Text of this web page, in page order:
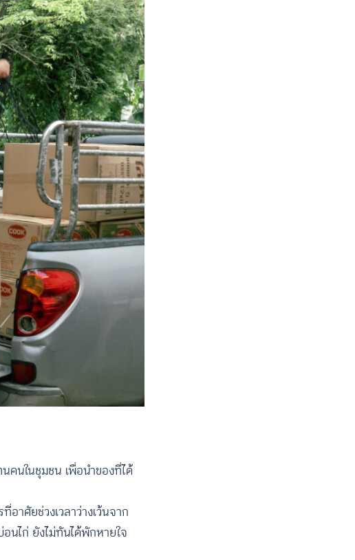
คนในชุมชน เพื่อนำของที่ได้
าศัยช่วงเวลาว่างเว้นจาก
นไก่ ยังไม่ทันได้พักหายใจ